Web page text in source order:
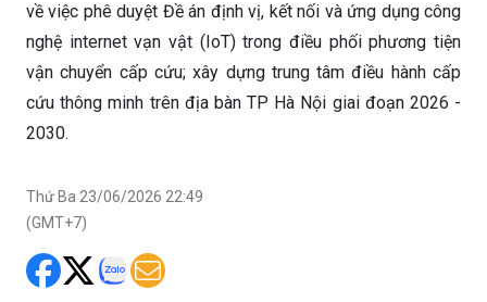
về việc phê duyệt Đề án định vị, kết nối và ứng dụng công
nghệ internet vạn vật (IoT) trong điều phối phương tiện
vận chuyển cấp cứu; xây dựng trung tâm điều hành cấp
cứu thông minh trên địa bàn TP Hà Nội giai đoạn 2026 -
2030.
Thứ Ba 23/06/2026 22:49
(GMT+7)